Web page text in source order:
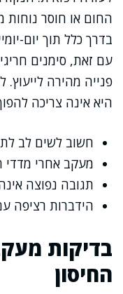
החום או חוסר נוחות
בדרך כלל תוך יום-
עם זאת, סימנים
פנייה מהירה לייעוץ.
היא אינה צריכה
חשוב לשים לב
מעקב אחרי מדדי
תגובה נפוצה
הידברות רציפה
בדיקות
החיסון